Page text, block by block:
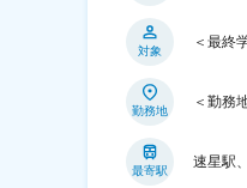
対象
＜最終
勤務地
＜勤務
最寄駅
速星駅